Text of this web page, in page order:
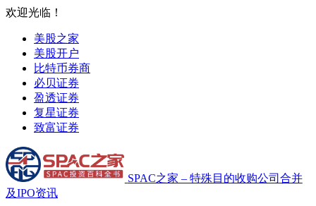
欢迎光临！
美股之家
美股开户
比特币券商
必贝证券
盈透证券
复星证券
致富证券
SPAC之家 – 特殊目的收购公司合并
及IPO资讯